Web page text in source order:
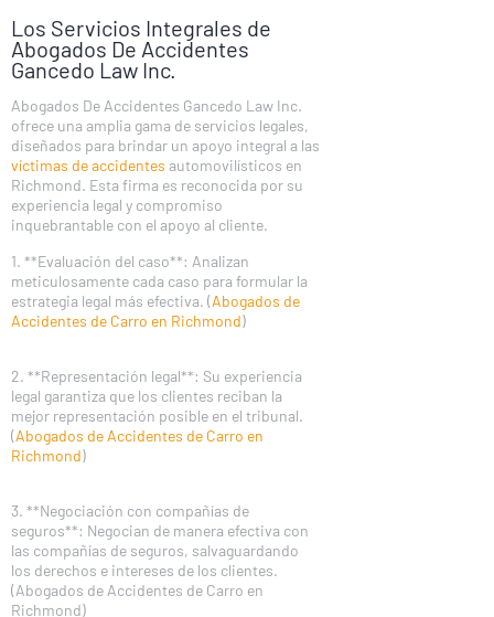
Los Servicios Integrales de
Abogados De Accidentes
Gancedo Law Inc.
Abogados De Accidentes Gancedo Law Inc.
ofrece una amplia gama de servicios legales,
diseñados para brindar un apoyo integral a las
víctimas de accidentes automovilísticos en
Richmond. Esta firma es reconocida por su
experiencia legal y compromiso
inquebrantable con el apoyo al cliente.
1. **Evaluación del caso**: Analizan
meticulosamente cada caso para formular la
estrategia legal más efectiva. (Abogados de
Accidentes de Carro en Richmond)
2. **Representación legal**: Su experiencia
legal garantiza que los clientes reciban la
mejor representación posible en el tribunal.
(Abogados de Accidentes de Carro en
Richmond)
3. **Negociación con compañías de
seguros**: Negocian de manera efectiva con
las compañías de seguros, salvaguardando
los derechos e intereses de los clientes.
(Abogados de Accidentes de Carro en
Richmond)